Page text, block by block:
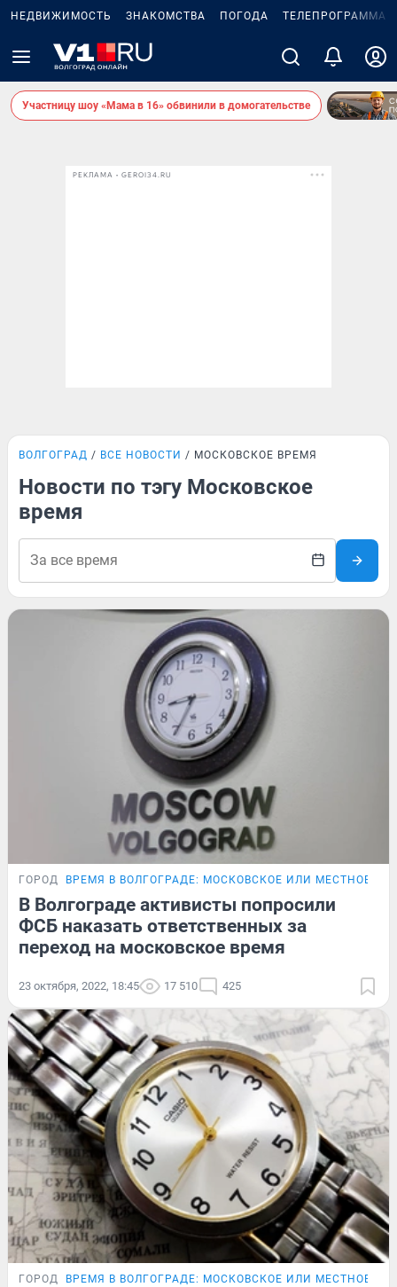
НЕДВИЖИМОСТЬ ЗНАКОМСТВА ПОГОДА ТЕЛЕПРОГРАММА
Участницу шоу «Мама в 16» обвинили в домогательстве
РЕКЛАМА • GEROI34.RU
ВОЛГОГРАД ВСЕ НОВОСТИ МОСКОВСКОЕ ВРЕМЯ
Новости по тэгу Московское
время
ГОРОД ВРЕМЯ В ВОЛГОГРАДЕ: МОСКОВСКОЕ ИЛИ МЕСТНОЕ?
В Волгограде активисты попросили
ФСБ наказать ответственных за
переход на московское время
23 октября, 2022, 18:45 17 510 425
ГОРОД ВРЕМЯ В ВОЛГОГРАДЕ: МОСКОВСКОЕ ИЛИ МЕСТНОЕ?